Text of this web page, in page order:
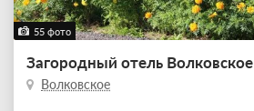
55 фото
Загородный отель Волковское
Волковское